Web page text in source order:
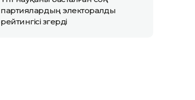
партиялардың электоралды
рейтингісі өзгерді